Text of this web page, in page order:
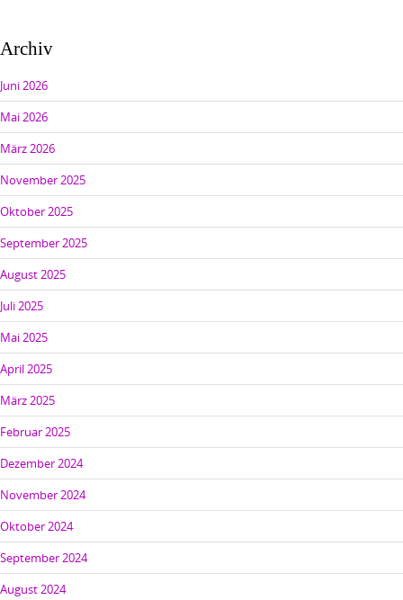
Archiv
Juni 2026
Mai 2026
März 2026
November 2025
Oktober 2025
September 2025
August 2025
Juli 2025
Mai 2025
April 2025
März 2025
Februar 2025
Dezember 2024
November 2024
Oktober 2024
September 2024
August 2024